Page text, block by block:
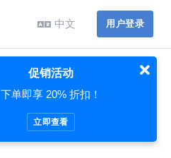
中文 用户登录
促销活动
下单即享 20% 折扣！
立即查看